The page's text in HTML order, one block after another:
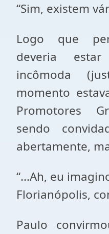
“Sim, existem
Logo que
deveria
incômoda
momento
Promotores
sendo
abertamente,
“...Ah, eu
Florianópolis,
Paulo